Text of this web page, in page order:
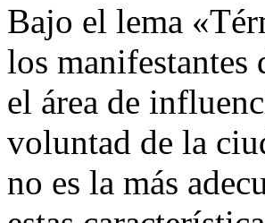
Bajo el lema
los manifestantes
el área de
voluntad de la
no es la más